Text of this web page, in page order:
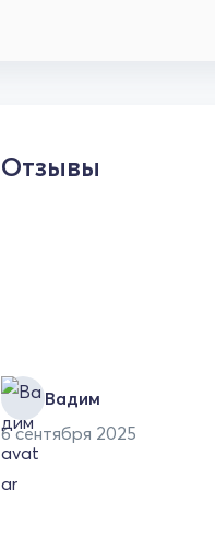
Отзывы
Вадим
6 сентября 2025